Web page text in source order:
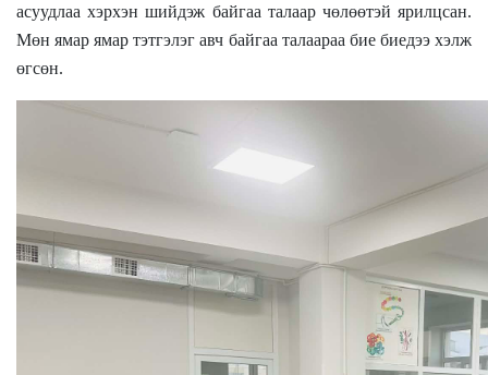
асуудлаа хэрхэн шийдэж байгаа талаар чөлөөтэй ярилцсан.
Мөн ямар ямар тэтгэлэг авч байгаа талаараа бие биедээ хэлж
өгсөн.